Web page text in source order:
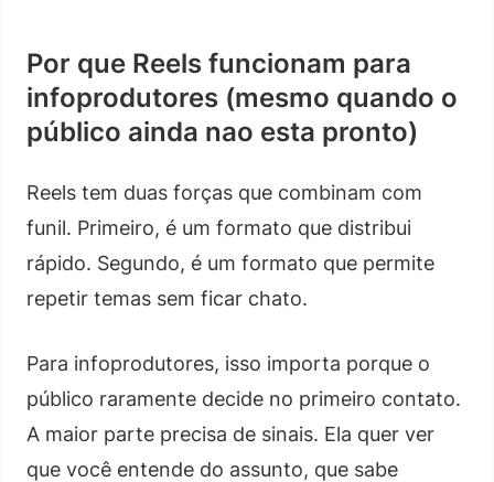
Por que Reels funcionam para
infoprodutores (mesmo quando o
público ainda nao esta pronto)
Reels tem duas forças que combinam com
funil. Primeiro, é um formato que distribui
rápido. Segundo, é um formato que permite
repetir temas sem ficar chato.
Para infoprodutores, isso importa porque o
público raramente decide no primeiro contato.
A maior parte precisa de sinais. Ela quer ver
que você entende do assunto, que sabe